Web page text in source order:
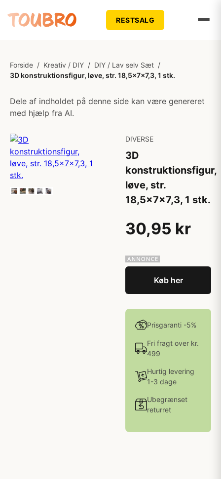
RESTSALG
Forside / Kreativ / DIY / DIY / Lav selv Sæt /
3D konstruktionsfigur, løve, str. 18,5x7x7,3, 1 stk.
Dele af indholdet på denne side kan være genereret
med hjælp fra AI.
DIVERSE
3D
konstruktionsfigur,
løve, str.
18,5x7x7,3, 1 stk.
30,95 kr
Køb her
Prisgaranti -5%
Fri fragt over kr.
499
Hurtig levering
1-3 dage
Ubegrænset
returret